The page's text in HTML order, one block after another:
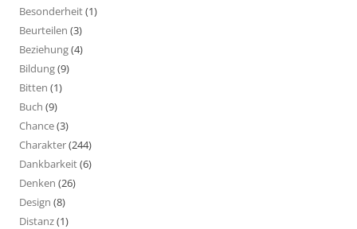
Besonderheit(1)
Beurteilen (3)
Beziehung(4)
Bildung(9)
Bitten (1)
Buch (9)
Chance(3)
Charakter(244)
Dankbarkeit(6)
Denken (26)
Design (8)
Distanz(1)